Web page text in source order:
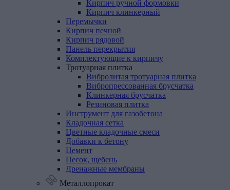
Кирпич ручной формовки
Кирпич клинкерный
Перемычки
Кирпич печной
Кирпич рядовой
Панель перекрытия
Комплектующие к кирпичу
Тротуарная плитка
Вибролитая тротуарная плитка
Вибропрессованная брусчатка
Клинкерная брусчатка
Резиновая плитка
Инструмент для газобетона
Кладочная сетка
Цветные кладочные смеси
Добавки к бетону
Цемент
Песок, щебень
Дренажные мембраны
Металлопрокат